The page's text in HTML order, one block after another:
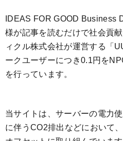
IDEAS FOR GOOD Business
様が記事を読むだけで社会貢
ィクル株式会社が運営する「
ークユーザーにつき0.1円を
を行っています。
当サイトは、サーバーの電力
に伴うCO2排出などにおいて